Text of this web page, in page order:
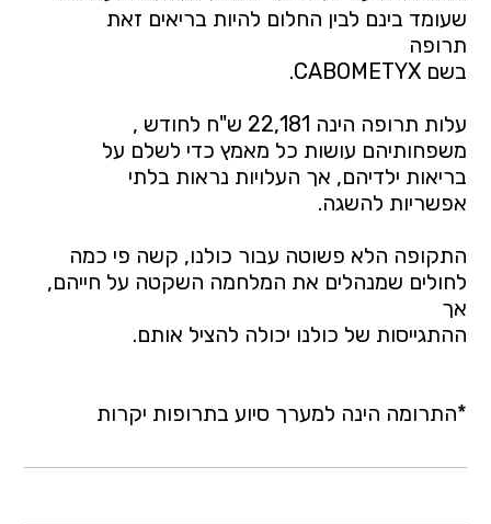
שעומד בינם לבין החלום להיות בריאים זאת
תרופה
בשם CABOMETYX.
עלות תרופה הינה 22,181 ש"ח לחודש ,
משפחותיהם עושות כל מאמץ כדי לשלם על
בריאות ילדיהם, אך העלויות נראות בלתי
אפשריות להשגה.
התקופה הלא פשוטה עבור כולנו, קשה פי כמה
לחולים שמנהלים את המלחמה השקטה על חייהם,
אך
ההתגייסות של כולנו יכולה להציל אותם.
*התרומה הינה למערך סיוע בתרופות יקרות